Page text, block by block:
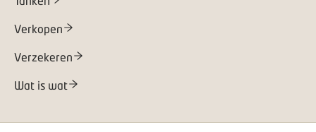
Verkopen
Verzekeren
Wat is wat